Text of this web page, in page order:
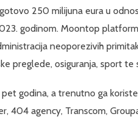
250 milijuna eura u
godinom. Moontop
neoporezivih
preglede, osiguranja, sport
godina, a trenutno ga
404 agency, Transcom,